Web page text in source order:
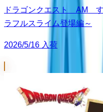
ドラゴンクエスト AM
ラフルスライム登場編～
2026/5/16 入荷